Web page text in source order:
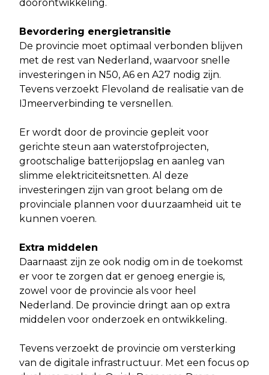
doorontwikkeling.
Bevordering energietransitie
De provincie moet optimaal verbonden blijven
met de rest van Nederland, waarvoor snelle
investeringen in N50, A6 en A27 nodig zijn.
Tevens verzoekt Flevoland de realisatie van de
IJmeerverbinding te versnellen.
Er wordt door de provincie gepleit voor
gerichte steun aan waterstofprojecten,
grootschalige batterijopslag en aanleg van
slimme elektriciteitsnetten. Al deze
investeringen zijn van groot belang om de
provinciale plannen voor duurzaamheid uit te
kunnen voeren.
Extra middelen
Daarnaast zijn ze ook nodig om in de toekomst
er voor te zorgen dat er genoeg energie is,
zowel voor de provincie als voor heel
Nederland. De provincie dringt aan op extra
middelen voor onderzoek en ontwikkeling.
Tevens verzoekt de provincie om versterking
van de digitale infrastructuur. Met een focus op